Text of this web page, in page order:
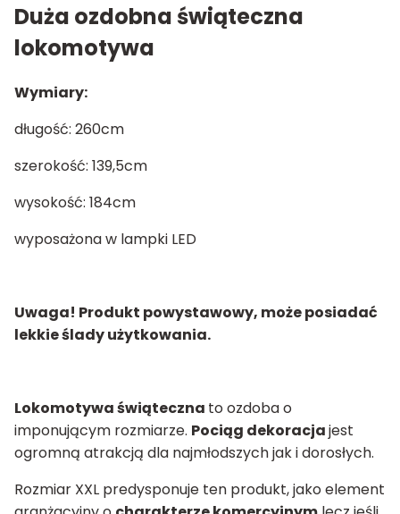
Duża ozdobna świąteczna
lokomotywa
Wymiary:
długość: 260cm
szerokość: 139,5cm
wysokość: 184cm
wyposażona w lampki LED
Uwaga! Produkt powystawowy, może posiadać
lekkie ślady użytkowania.
Lokomotywa świąteczna to ozdoba o
imponującym rozmiarze. Pociąg dekoracjajest
ogromną atrakcją dla najmłodszych jak i dorosłych.
Rozmiar XXL predysponuje ten produkt, jako element